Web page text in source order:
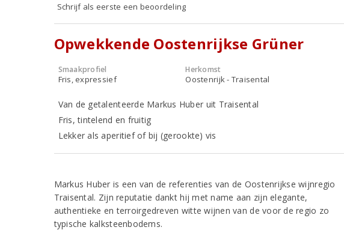
Schrijf als eerste een beoordeling
Opwekkende Oostenrijkse Grüner
Smaakprofiel
Fris, expressief
Herkomst
Oostenrijk - Traisental
Van de getalenteerde Markus Huber uit Traisental
Fris, tintelend en fruitig
Lekker als aperitief of bij (gerookte) vis
Markus Huber is een van de referenties van de Oostenrijkse wijnregio
Traisental. Zijn reputatie dankt hij met name aan zijn elegante,
authentieke en terroirgedreven witte wijnen van de voor de regio zo
typische kalksteenbodems.